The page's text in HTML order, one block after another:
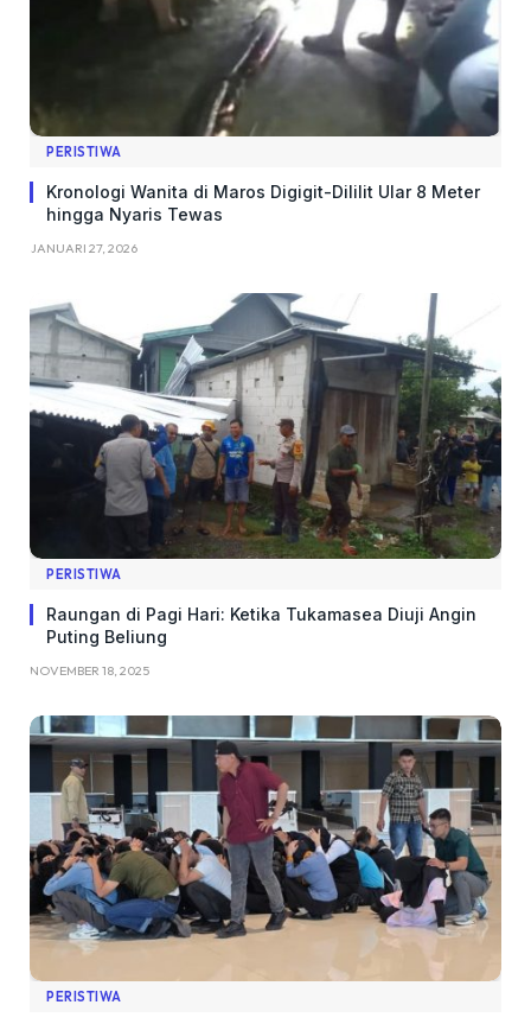
PERISTIWA
Kronologi Wanita di Maros Digigit-Dililit Ular 8 Meter
hingga Nyaris Tewas
JANUARI 27, 2026
PERISTIWA
Raungan di Pagi Hari: Ketika Tukamasea Diuji Angin
Puting Beliung
NOVEMBER 18, 2025
PERISTIWA